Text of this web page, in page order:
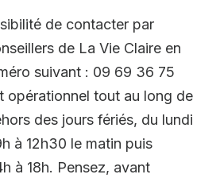
de contacter par
de La Vie Claire en
suivant : 09 69 36 75
opérationnel tout au long de
des jours fériés, du lundi
à 12h30 le matin puis
à 18h. Pensez, avant